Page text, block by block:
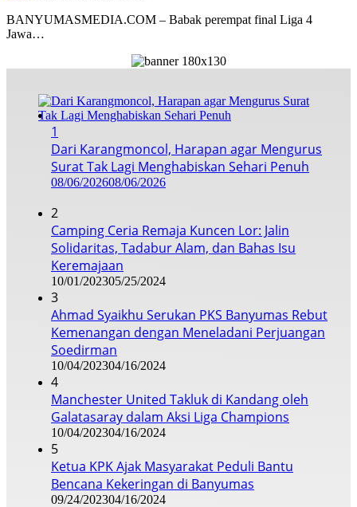
BANYUMASMEDIA.COM – Babak perempat final Liga 4
Jawa…
1
Dari Karangmoncol, Harapan agar Mengurus
Surat Tak Lagi Menghabiskan Sehari Penuh
08/06/202608/06/2026
2
Camping Ceria Remaja Kuncen Lor: Jalin
Solidaritas, Tadabur Alam, dan Bahas Isu
Keremajaan
10/01/202305/25/2024
3
Ahmad Syaikhu Serukan PKS Banyumas Rebut
Kemenangan dengan Meneladani Perjuangan
Soedirman
10/04/202304/16/2024
4
Manchester United Takluk di Kandang oleh
Galatasaray dalam Aksi Liga Champions
10/04/202304/16/2024
5
Ketua KPK Ajak Masyarakat Peduli Bantu
Bencana Kekeringan di Banyumas
09/24/202304/16/2024